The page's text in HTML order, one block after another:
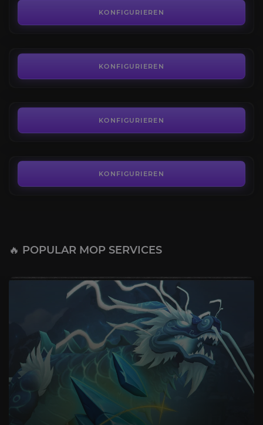
KONFIGURIEREN
KONFIGURIEREN
KONFIGURIEREN
KONFIGURIEREN
🔥 POPULAR MOP SERVICES